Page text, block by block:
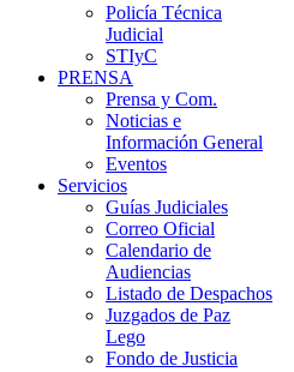
Policía Técnica
Judicial
STIyC
PRENSA
Prensa y Com.
Noticias e
Información General
Eventos
Servicios
Guías Judiciales
Correo Oficial
Calendario de
Audiencias
Listado de Despachos
Juzgados de Paz
Lego
Fondo de Justicia